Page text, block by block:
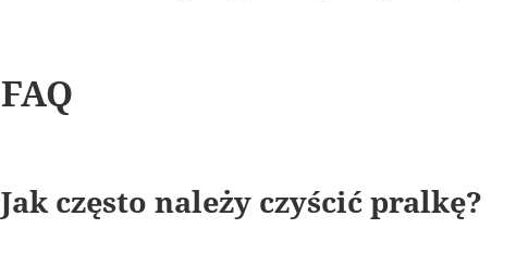
FAQ
Jak często należy czyścić pralkę?